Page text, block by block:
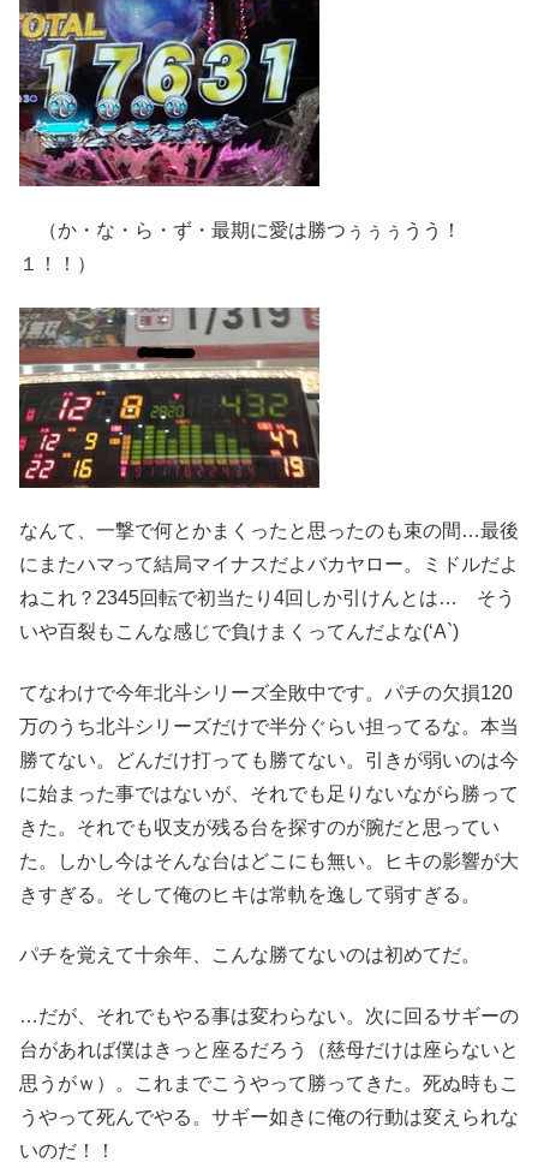
（か・な・ら・ず・最期に愛は勝つぅぅぅうう！
１！！）
なんて、一撃で何とかまくったと思ったのも束の間…最後
にまたハマって結局マイナスだよバカヤロー。ミドルだよ
ねこれ？2345回転で初当たり4回しか引けんとは… そう
いや百裂もこんな感じで負けまくってんだよな(‘A`)
てなわけで今年北斗シリーズ全敗中です。パチの欠損120
万のうち北斗シリーズだけで半分ぐらい担ってるな。本当
勝てない。どんだけ打っても勝てない。引きが弱いのは今
に始まった事ではないが、それでも足りないながら勝って
きた。それでも収支が残る台を探すのが腕だと思ってい
た。しかし今はそんな台はどこにも無い。ヒキの影響が大
きすぎる。そして俺のヒキは常軌を逸して弱すぎる。
パチを覚えて十余年、こんな勝てないのは初めてだ。
…だが、それでもやる事は変わらない。次に回るサギーの
台があれば僕はきっと座るだろう（慈母だけは座らないと
思うがｗ）。これまでこうやって勝ってきた。死ぬ時もこ
うやって死んでやる。サギー如きに俺の行動は変えられな
いのだ！！